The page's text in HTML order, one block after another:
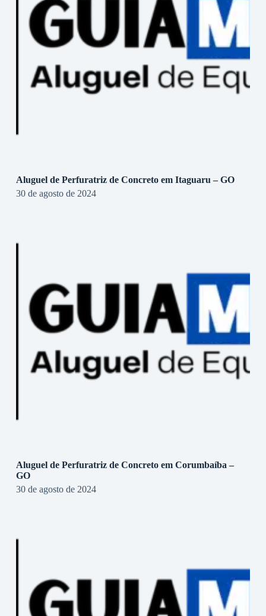
Aluguel de Perfuratriz de Concreto em Itaguaru – GO
30 de agosto de 2024
Aluguel de Perfuratriz de Concreto em Corumbaíba –
GO
30 de agosto de 2024